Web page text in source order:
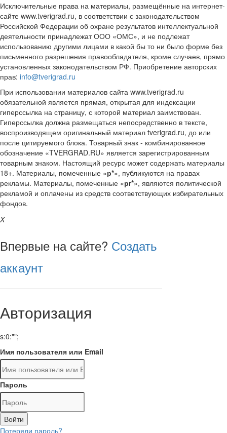
Исключительные права на материалы, размещённые на интернет-
сайте www.tverigrad.ru, в соответствии с законодательством
Российской Федерации об охране результатов интеллектуальной
деятельности принадлежат ООО «ОМС», и не подлежат
использованию другими лицами в какой бы то ни было форме без
письменного разрешения правообладателя, кроме случаев, прямо
установленных законодательством РФ. Приобретение авторских
прав: info@tverigrad.ru
При использовании материалов сайта www.tverigrad.ru
обязательной является прямая, открытая для индексации
гиперссылка на страницу, с которой материал заимствован.
Гиперссылка должна размещаться непосредственно в тексте,
воспроизводящем оригинальный материал tverigrad.ru, до или
после цитируемого блока. Товарный знак - комбинированное
обозначение «TVERGRAD.RU» является зарегистрированным
товарным знаком. Настоящий ресурс может содержать материалы
18+. Материалы, помеченные «р*», публикуются на правах
рекламы. Материалы, помеченные «рr*», являются политической
рекламой и оплачены из средств соответствующих избирательных
фондов.
X
Впервые на сайте? Создать
аккаунт
Авторизация
s:0:"";
Имя пользователя или Email
Пароль
Войти
Потеряли пароль?